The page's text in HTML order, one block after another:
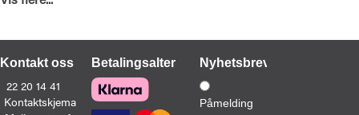
Kontakt oss
22 20 14 41
Kontaktskjema
BetalingsalternativerNyhetsbrev
Påmelding